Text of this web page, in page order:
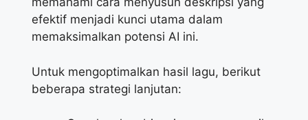
efektif menjadi kunci utama dalam
memaksimalkan potensi AI ini.
Untuk mengoptimalkan hasil lagu, berikut
beberapa strategi lanjutan: